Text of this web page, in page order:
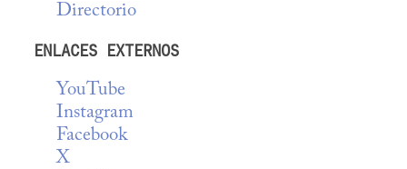
Directorio
ENLACES EXTERNOS
YouTube
Instagram
Facebook
X